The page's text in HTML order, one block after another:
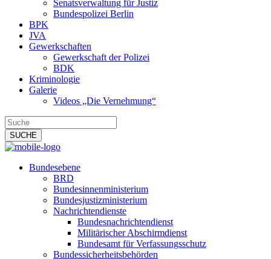
Senatsverwaltung für Justiz
Bundespolizei Berlin
BPK
JVA
Gewerkschaften
Gewerkschaft der Polizei
BDK
Kriminologie
Galerie
Videos „Die Vernehmung“
Bundesebene
BRD
Bundesinnenministerium
Bundesjustizministerium
Nachrichtendienste
Bundesnachrichtendienst
Militärischer Abschirmdienst
Bundesamt für Verfassungsschutz
Bundessicherheitsbehörden